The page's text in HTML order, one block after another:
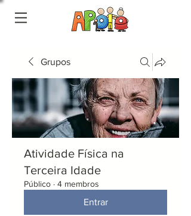
Grupos
Atividade Física na
Terceira Idade
Público · 4 membros
Entrar